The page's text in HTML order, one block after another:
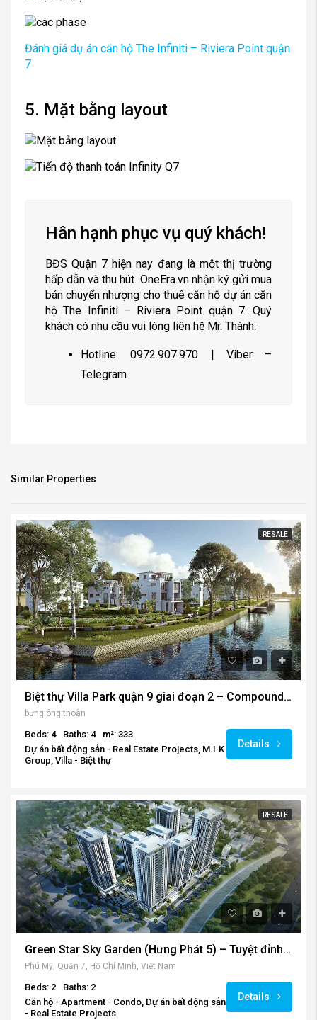
Đánh giá dự án căn hộ The Infiniti – Riviera Point quận
7
5. Mặt bằng layout
Hân hạnh phục vụ quý khách!
BĐS Quận 7 hiện nay đang là một thị trường
hấp dẫn và thu hút. OneEra.vn nhận ký gửi mua
bán chuyển nhượng cho thuê căn hộ dự án căn
hộ The Infiniti – Riviera Point quận 7. Quý
khách có nhu cầu vui lòng liên hệ Mr. Thành:
Hotline: 0972.907.970 | Viber –
Telegram
Similar Properties
RESALE
Biệt thự Villa Park quận 9 giai đoạn 2 – Compound Biệt thự cao cấp dành cho người thành đạt
bưng ông thoàn
Beds: 4 Baths: 4
m²: 333
Dự án bất động sản - Real Estate Projects, M.I.K
Group, Villa - Biệt thự
Details
RESALE
Green Star Sky Garden (Hưng Phát 5) – Tuyệt đỉnh không gian 5 sao đẹp nhất quận 7.
Phú Mỹ, Quận 7, Hồ Chí Minh, Việt Nam
Beds: 2
Baths: 2
Căn hộ - Apartment - Condo, Dự án bất động sản
- Real Estate Projects
Details